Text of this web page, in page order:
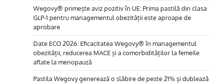
Wegovy® primește aviz pozitiv în UE: Prima pastilă din clasa
GLP-1 pentru managementul obezității este aproape de
aprobare
Date ECO 2026: Eficacitatea Wegovy® în managementul
obezității, reducerea MACE și a comorbidităților la femeile
aflate la menopauză
Pastila Wegovy generează o slăbire de peste 21% și dublează